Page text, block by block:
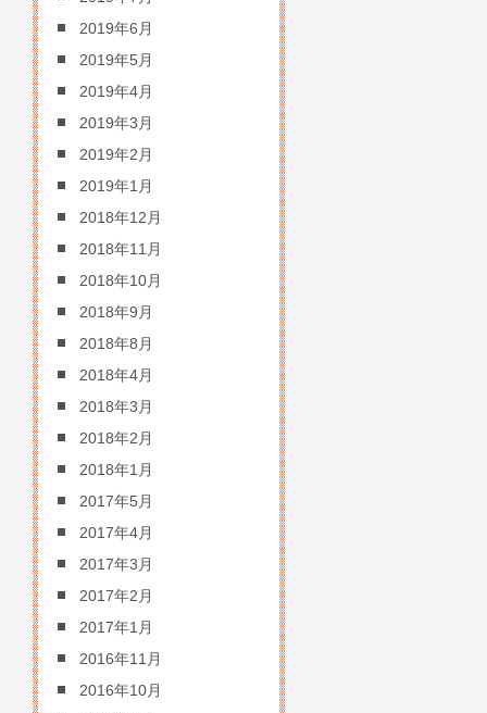
2019年6月
2019年5月
2019年4月
2019年3月
2019年2月
2019年1月
2018年12月
2018年11月
2018年10月
2018年9月
2018年8月
2018年4月
2018年3月
2018年2月
2018年1月
2017年5月
2017年4月
2017年3月
2017年2月
2017年1月
2016年11月
2016年10月